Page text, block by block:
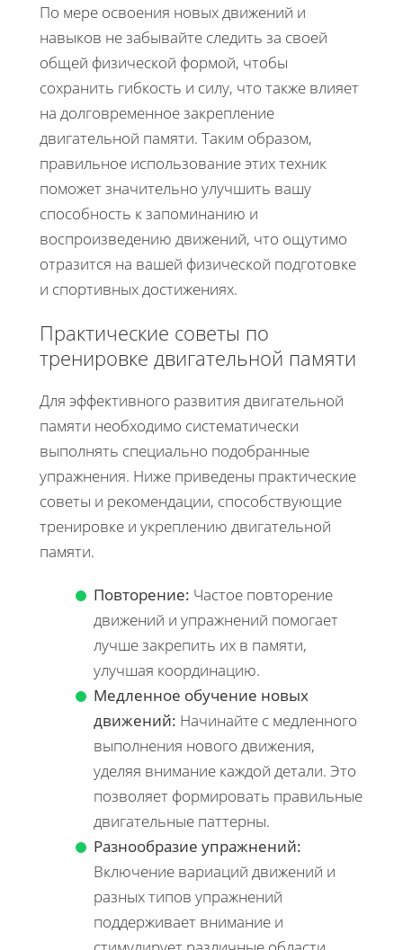
По мере освоения новых движений и
навыков не забывайте следить за своей
общей физической формой, чтобы
сохранить гибкость и силу, что также влияет
на долговременное закрепление
двигательной памяти. Таким образом,
правильное использование этих техник
поможет значительно улучшить вашу
способность к запоминанию и
воспроизведению движений, что ощутимо
отразится на вашей физической подготовке
и спортивных достижениях.
Практические советы по
тренировке двигательной памяти
Для эффективного развития двигательной
памяти необходимо систематически
выполнять специально подобранные
упражнения. Ниже приведены практические
советы и рекомендации, способствующие
тренировке и укреплению двигательной
памяти.
Повторение: Частое повторение
движений и упражнений помогает
лучше закрепить их в памяти,
улучшая координацию.
Медленное обучение новых
движений: Начинайте с медленного
выполнения нового движения,
уделяя внимание каждой детали. Это
позволяет формировать правильные
двигательные паттерны.
Разнообразие упражнений:
Включение вариаций движений и
разных типов упражнений
поддерживает внимание и